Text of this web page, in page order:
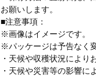
お願いします。
■注意事項：
※画像はイメージです。
※パッケージは予告なく
・天候や収穫状況により
・天候や災害等の影響に